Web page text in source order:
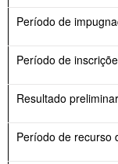
Período de
Período de
Resultado
Período de recurso